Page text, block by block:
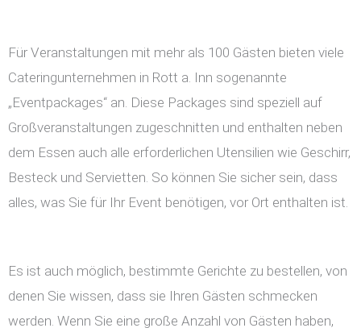
Für Veranstaltungen mit mehr als 100 Gästen bieten viele
Cateringunternehmen in Rott a. Inn sogenannte
„Eventpackages“ an. Diese Packages sind speziell auf
Großveranstaltungen zugeschnitten und enthalten neben
dem Essen auch alle erforderlichen Utensilien wie Geschirr,
Besteck und Servietten. So können Sie sicher sein, dass
alles, was Sie für Ihr Event benötigen, vor Ort enthalten ist.
Es ist auch möglich, bestimmte Gerichte zu bestellen, von
denen Sie wissen, dass sie Ihren Gästen schmecken
werden. Wenn Sie eine große Anzahl von Gästen haben,